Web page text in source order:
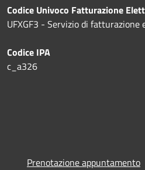
Codice Univoco Fatturazione
UFXGF3 - Servizio di fatturazione
Codice IPA
c_a326
Prenotazione appuntamento